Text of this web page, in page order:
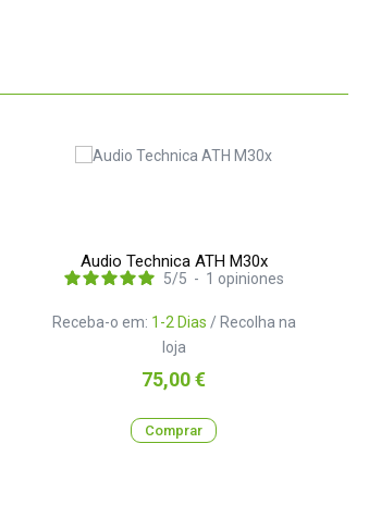
Audio Technica ATH M30x
Receba-o em: 1-2 Dias / Recolha na
loja
5/5 - 1 opiniones
Preço
75,00 €
Comprar